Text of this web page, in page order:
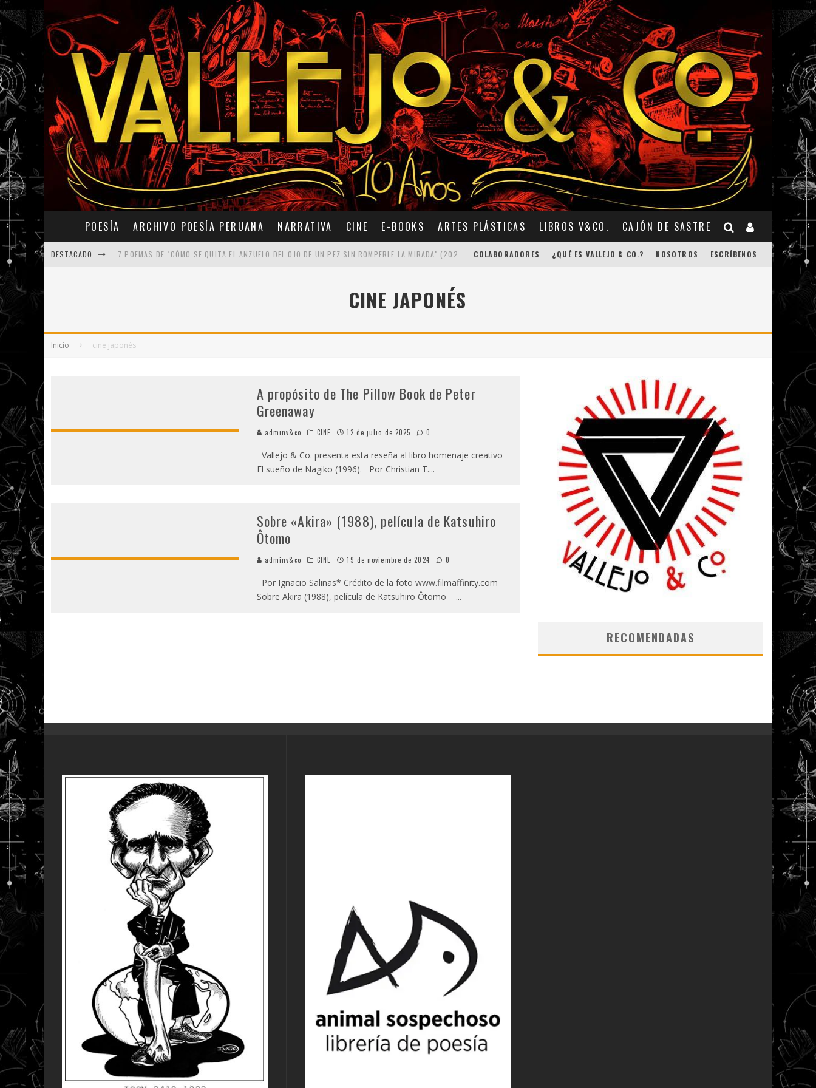
POESÍA ARCHIVO POESÍA PERUANA NARRATIVA CINE E-BOOKS ARTES PLÁSTICAS LIBROS V&CO. CAJÓN DE SASTRE
DESTACADO COLABORADORES ¿QUÉ ES VALLEJO & CO.? NOSOTROS ESCRÍBENOS
CINE JAPONÉS
Inicio cine japonés
A propósito de The Pillow Book de Peter
Greenaway
adminv&co CINE 12 de julio de 2025 0
Vallejo & Co. presenta esta reseña al libro homenaje creativo
El sueño de Nagiko (1996). Por Christian T....
Sobre «Akira» (1988), película de Katsuhiro
Ôtomo
adminv&co CINE 19 de noviembre de 2024 0
Por Ignacio Salinas* Crédito de la foto www.filmaffinity.com
Sobre Akira (1988), película de Katsuhiro Ôtomo ...
RECOMENDADAS